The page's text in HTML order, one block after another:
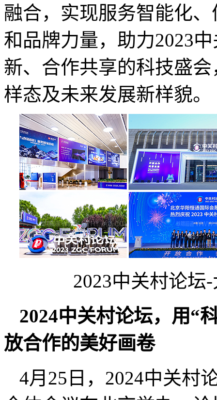
融合，实现服务智能化
和品牌力量，助力2023
新、合作共享的科技盛
样态及未来发展新样貌。
2023中关村论坛
2024中关村论坛，用“
放合作的美好画卷
4月25日，2024中关村